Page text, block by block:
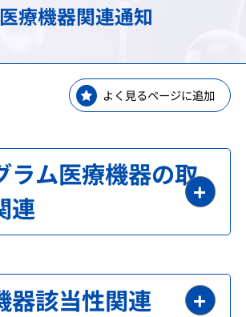
療機器関連通知
よく見るページに追加
ラム医療機器の取
連
器該当性関連